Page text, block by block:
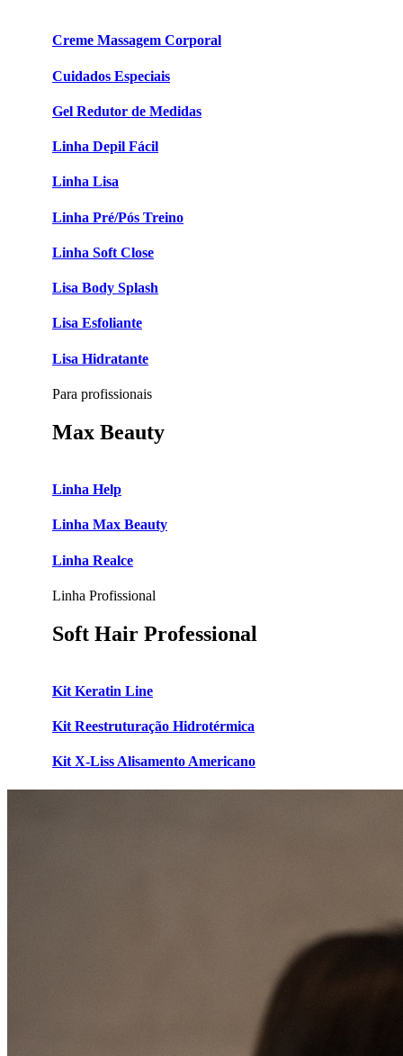
Creme Massagem Corporal
Cuidados Especiais
Gel Redutor de Medidas
Linha Depil Fácil
Linha Lisa
Linha Pré/Pós Treino
Linha Soft Close
Lisa Body Splash
Lisa Esfoliante
Lisa Hidratante
Para profissionais
Max Beauty
Linha Help
Linha Max Beauty
Linha Realce
Linha Profissional
Soft Hair Professional
Kit Keratin Line
Kit Reestruturação Hidrotérmica
Kit X-Liss Alisamento Americano